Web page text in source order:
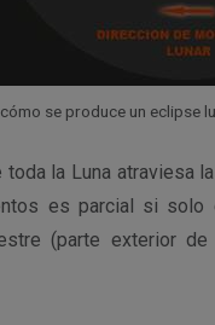
se produce un eclipse
la Luna atraviesa
es parcial si solo
(parte exterior